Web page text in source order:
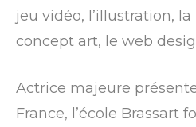
jeu vidéo, l’illustration,
concept art, le web
Actrice majeure
France, l’école Brassart